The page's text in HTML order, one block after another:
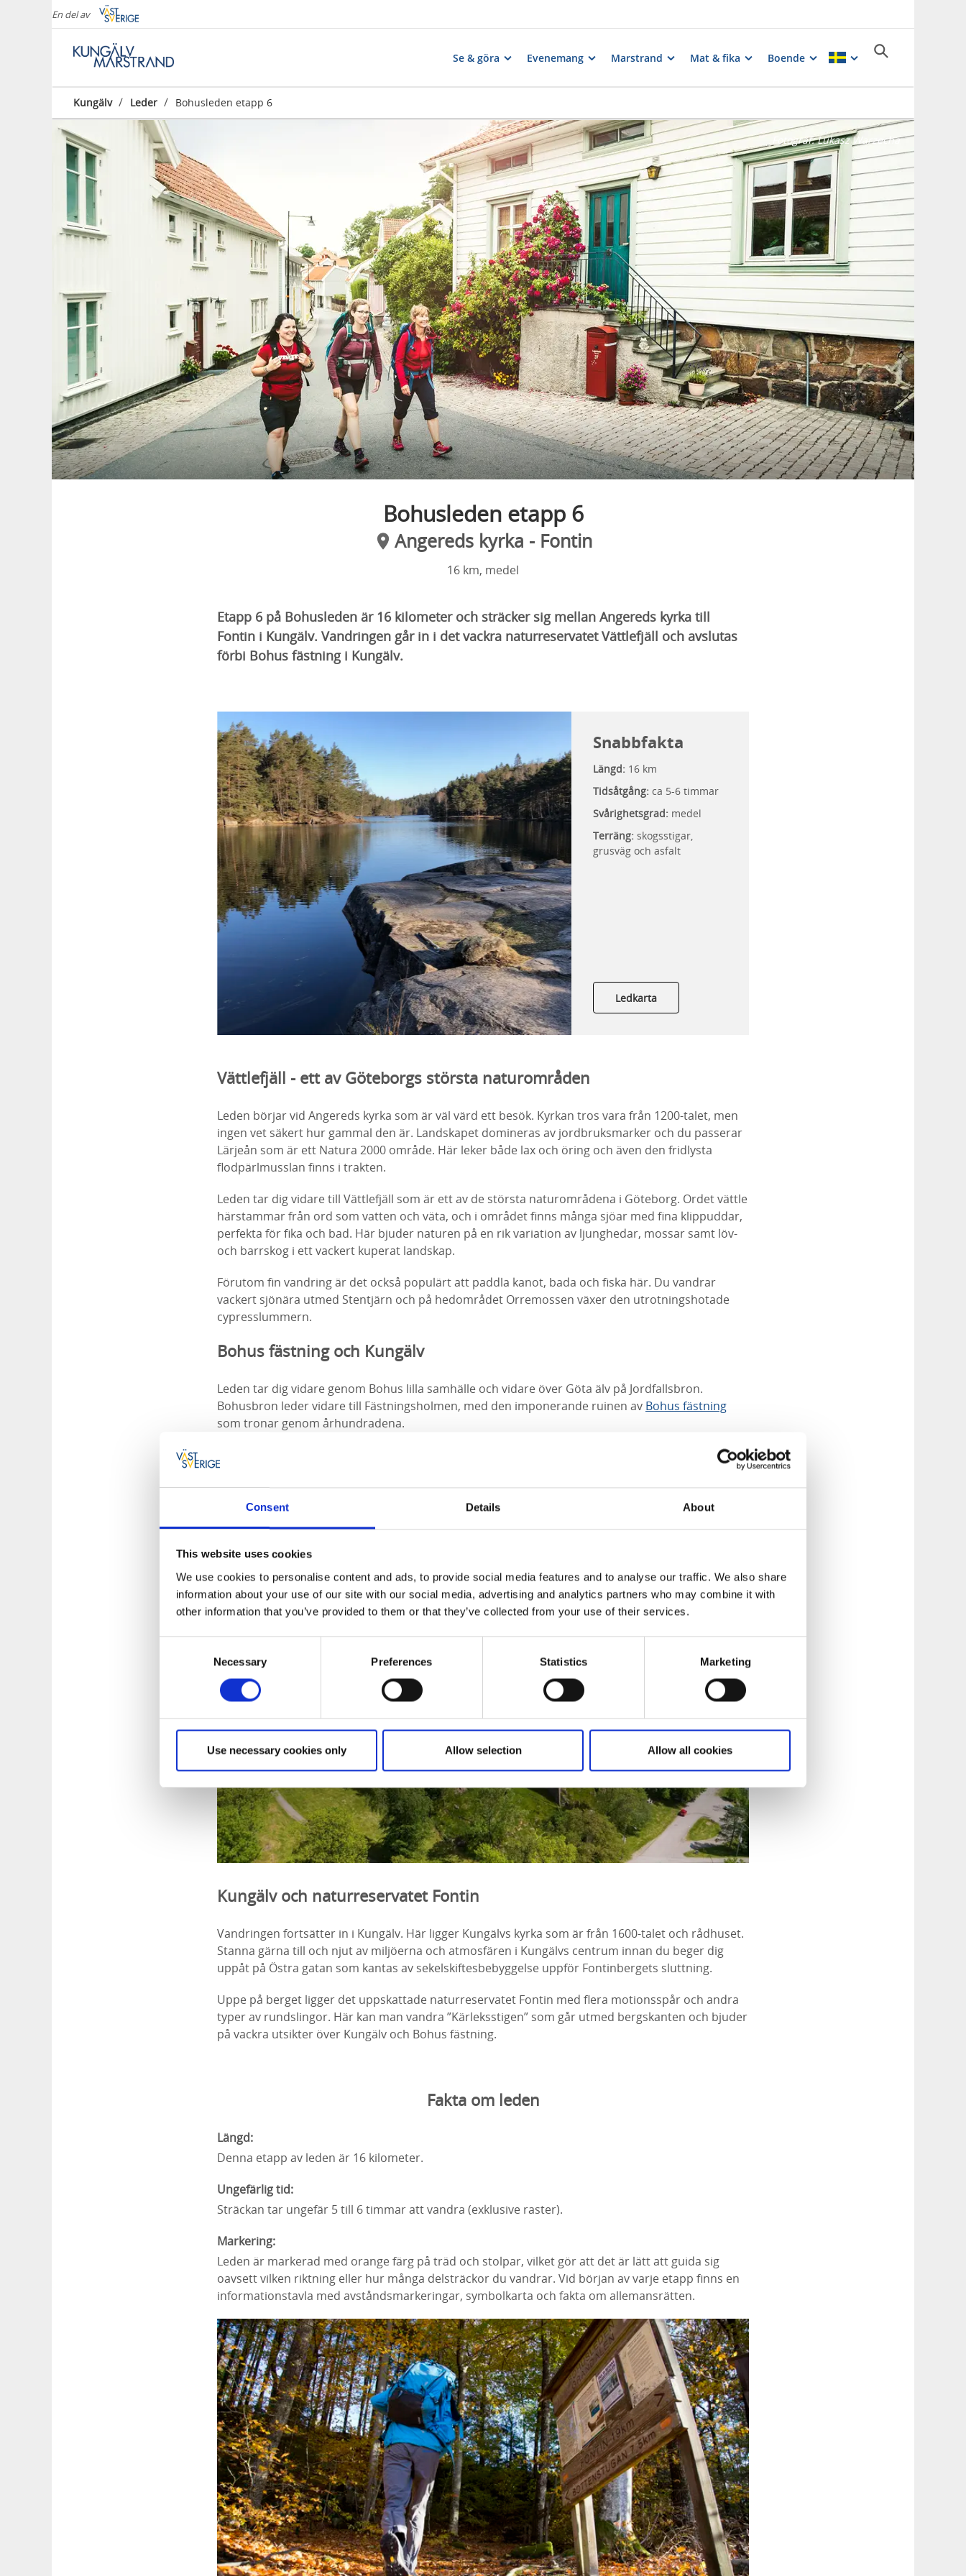
Consent Details About
This website uses cookies
We use cookies to personalise content and ads, to provide social media features and to analyse our traffic. We also share
information about your use of our site with our social media, advertising and analytics partners who may combine it with
other information that you’ve provided to them or that they’ve collected from your use of their services.
Necessary Preferences Statistics Marketing
Use necessary cookies only Allow selection Allow all cookies
En del av
Se & göra Evenemang Marstrand Mat & fika Boende
Kungälv / Leder / Bohusleden etapp 6
Fotograf:Lukasz Warzecha
Bohusleden etapp 6
Angereds kyrka - Fontin
16 km, medel
Etapp 6 på Bohusleden är 16 kilometer och sträcker sig mellan Angereds kyrka till
Fontin i Kungälv. Vandringen går in i det vackra naturreservatet Vättlefjäll och avslutas
förbi Bohus fästning i Kungälv.
Snabbfakta
Längd: 16 km
Tidsåtgång: ca 5-6 timmar
Svårighetsgrad: medel
Terräng: skogsstigar,
grusväg och asfalt
Ledkarta
Vättlefjäll - ett av Göteborgs största naturområden
Leden börjar vid Angereds kyrka som är väl värd ett besök. Kyrkan tros vara från 1200-talet, men
ingen vet säkert hur gammal den är. Landskapet domineras av jordbruksmarker och du passerar
Lärjeån som är ett Natura 2000 område. Här leker både lax och öring och även den fridlysta
flodpärlmusslan finns i trakten.
Leden tar dig vidare till Vättlefjäll som är ett av de största naturområdena i Göteborg. Ordet vättle
härstammar från ord som vatten och väta, och i området finns många sjöar med fina klippuddar,
perfekta för fika och bad. Här bjuder naturen på en rik variation av ljunghedar, mossar samt löv-
och barrskog i ett vackert kuperat landskap.
Förutom fin vandring är det också populärt att paddla kanot, bada och fiska här. Du vandrar
vackert sjönära utmed Stentjärn och på hedområdet Orremossen växer den utrotningshotade
cypresslummern.
Bohus fästning och Kungälv
Leden tar dig vidare genom Bohus lilla samhälle och vidare över Göta älv på Jordfallsbron.
Bohusbron leder vidare till Fästningsholmen, med den imponerande ruinen av Bohus fästning
som tronar genom århundradena.
berättelser om kungar, helgon, maktkamper, förrädare och fångar. Gå en guidad tur och känn dig
som en del av historien och lär dig mer om fästningen och människorna som levde där.
Kungälv och naturreservatet Fontin
Vandringen fortsätter in i Kungälv. Här ligger Kungälvs kyrka som är från 1600-talet och rådhuset.
Stanna gärna till och njut av miljöerna och atmosfären i Kungälvs centrum innan du beger dig
uppåt på Östra gatan som kantas av sekelskiftesbebyggelse uppför Fontinbergets sluttning.
Uppe på berget ligger det uppskattade naturreservatet Fontin med flera motionsspår och andra
typer av rundslingor. Här kan man vandra ”Kärleksstigen” som går utmed bergskanten och bjuder
på vackra utsikter över Kungälv och Bohus fästning.
Fakta om leden
Längd:
Denna etapp av leden är 16 kilometer.
Ungefärlig tid:
Sträckan tar ungefär 5 till 6 timmar att vandra (exklusive raster).
Markering:
Leden är markerad med orange färg på träd och stolpar, vilket gör att det är lätt att guida sig
oavsett vilken riktning eller hur många delsträckor du vandrar. Vid början av varje etapp finns en
informationstavla med avståndsmarkeringar, symbolkarta och fakta om allemansrätten.